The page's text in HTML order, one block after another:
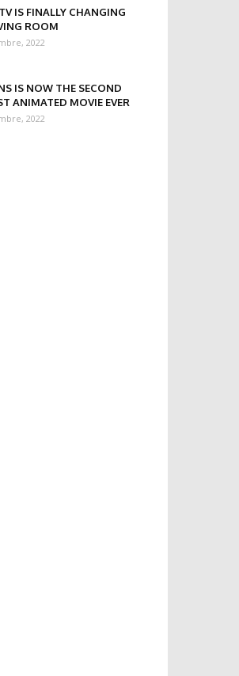
IS FINALLY CHANGING
ROOM
2022
IS NOW THE SECOND
ANIMATED MOVIE EVER
2022